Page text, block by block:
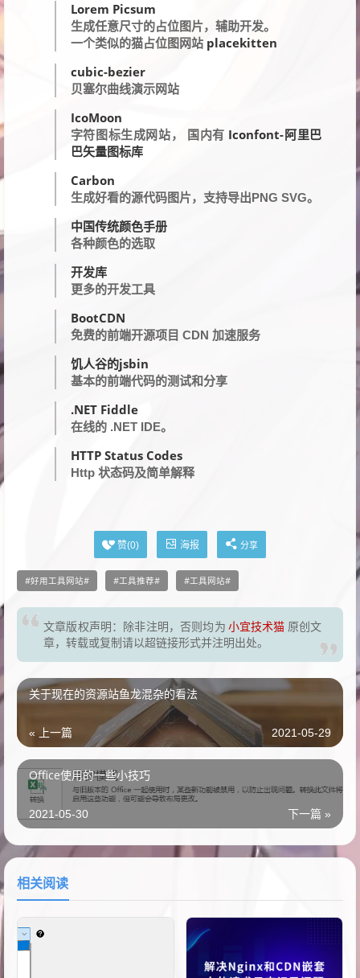
Lorem Picsum
生成任意尺寸的占位图片，辅助开发。
一个类似的猫占位图网站 placekitten
cubic-bezier
贝塞尔曲线演示网站
IcoMoon
字符图标生成网站， 国内有 Iconfont-阿里巴
巴矢量图标库
Carbon
生成好看的源代码图片，支持导出PNG SVG。
中国传统颜色手册
各种颜色的选取
开发库
更多的开发工具
BootCDN
免费的前端开源项目 CDN 加速服务
饥人谷的jsbin
基本的前端代码的测试和分享
.NET Fiddle
在线的 .NET IDE。
HTTP Status Codes
Http 状态码及简单解释
赞(0) 海报 分享
好用工具网站 工具推荐 工具网站
文章版权声明：除非注明，否则均为 小宜技术猫 原创文
章，转载或复制请以超链接形式并注明出处。
关于现在的资源站鱼龙混杂的看法
« 上一篇 2021-05-29
Office使用的一些小技巧
下一篇 »
2021-05-30
相关阅读